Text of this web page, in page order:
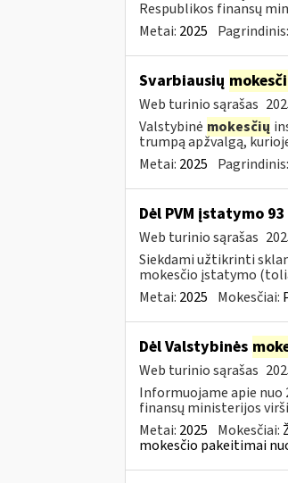
Respublikos finansų
Metai: 2025 Pagrindinis:
Svarbiausių
Web turinio sąrašas
Valstybinė mokesčių
trumpą apžvalgą,
Metai: 2025 Pagrindinis:
Dėl PVM įstatymo 93
Web turinio sąrašas
Siekdami užtikrinti
mokesčio įstatymo
Metai: 2025 Mokesčiai:
Dėl Valstybinės
Web turinio sąrašas
Informuojame apie nuo
finansų ministerijos
Metai: 2025 Mokesčiai:
mokesčio pakeitimai